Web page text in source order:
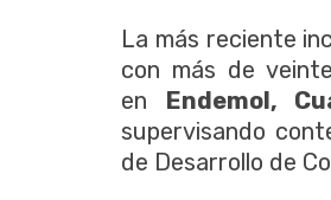
La más reciente
con más de
en Endemol,
supervisando
de Desarrollo de